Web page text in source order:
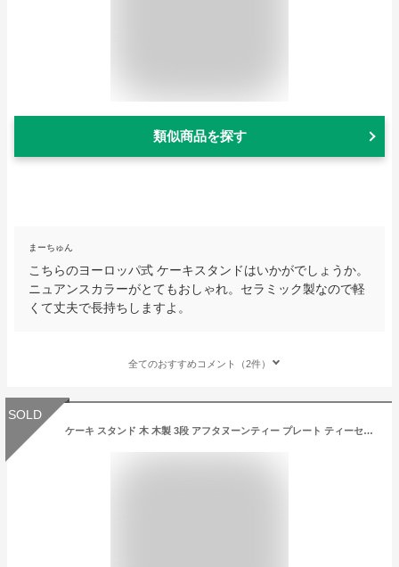
類似商品を探す
まーちゅん
こちらのヨーロッパ式 ケーキスタンドはいかがでしょうか。
ニュアンスカラーがとてもおしゃれ。セラミック製なので軽
くて丈夫で長持ちしますよ。
全てのおすすめコメント（2件）
SOLD
ケーキ スタンド 木 木製 3段 アフタヌーンティー プレート ティーセット 金属 支柱 可愛い おしゃれ ケーキ皿 cake stand チーズタワー アフタヌーンティースタンド タワー型 観覧車 デザートプレート 北欧 お皿収納 プレートスタンド デザートプレート